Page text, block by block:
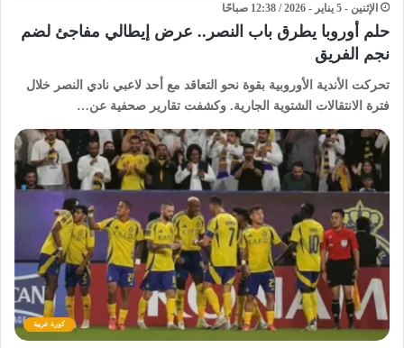
الإثنين - 5 يناير - 2026 / 12:38 صباحًا
حلم أوروبا يطرق باب النصر.. عرض إيطالي مفاجئ لضم
نجم الفريق
تحركت الأندية الأوروبية بقوة نحو التعاقد مع أحد لاعبي نادي النصر خلال
فترة الانتقالات الشتوية الجارية. وكشفت تقارير صحفية عن…
كورة عربية